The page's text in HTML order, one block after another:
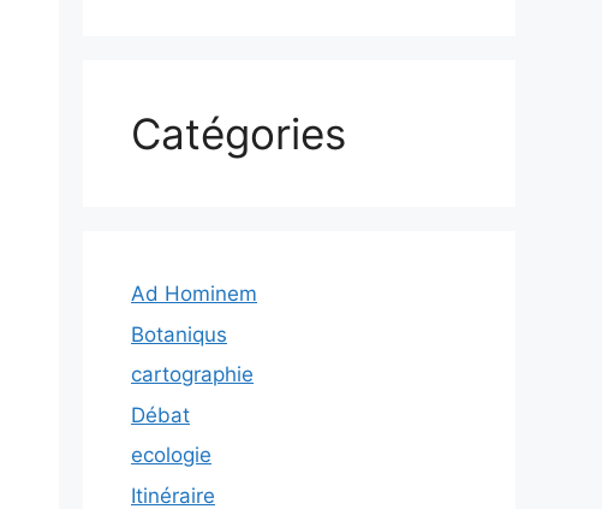
Catégories
Ad Hominem
Botaniqus
cartographie
Débat
ecologie
Itinéraire